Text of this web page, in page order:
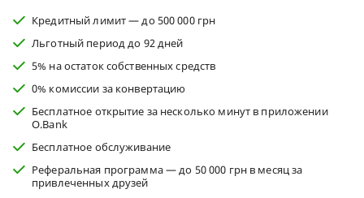
Кредитный лимит — до 500 000 грн
Льготный период до 92 дней
5% на остаток собственных средств
0% комиссии за конвертацию
Бесплатное открытие за несколько минут в приложении
O.Bank
Бесплатное обслуживание
Реферальная программа — до 50 000 грн в месяц за
привлеченных друзей